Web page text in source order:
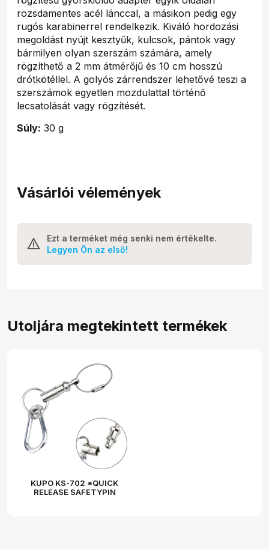
rozsdamentes acél lánccal, a másikon pedig egy
rugós karabinerrel rendelkezik. Kiváló hordozási
megoldást nyújt kesztyűk, kulcsok, pántok vagy
bármilyen olyan szerszám számára, amely
rögzíthető a 2 mm átmérőjű és 10 cm hosszú
drótkötéllel. A golyós zárrendszer lehetővé teszi a
szerszámok egyetlen mozdulattal történő
lecsatolását vagy rögzítését.
Súly: 30 g
Vásárlói vélemények
Ezt a terméket még senki nem értékelte.
Legyen Ön az első!
Utoljára megtekintett termékek
KUPO KS-702 *QUICK
RELEASE SAFETYPIN